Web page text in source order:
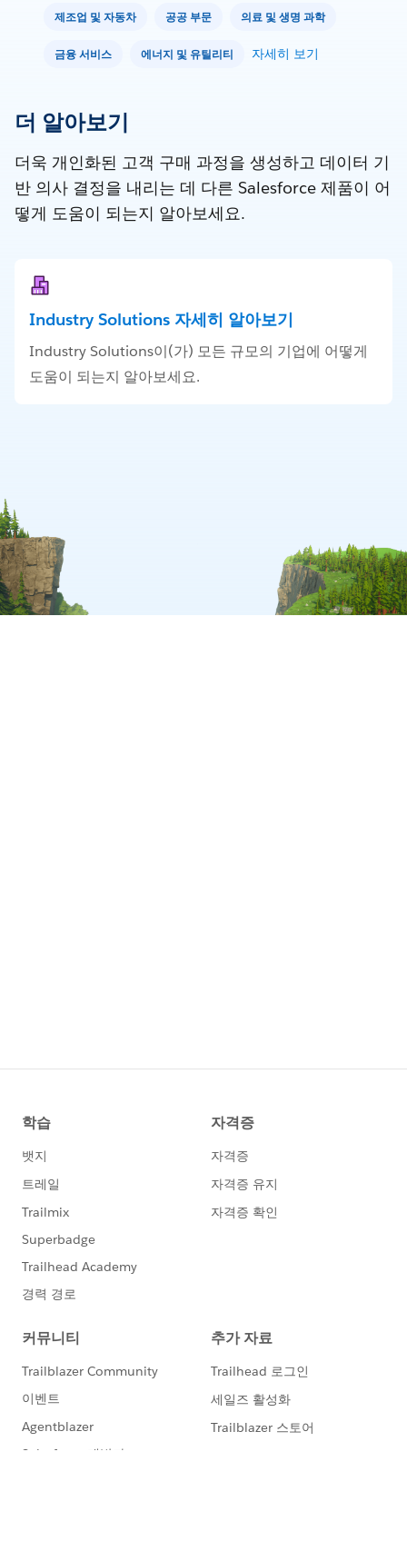
제조업 및 자동차 공공 부문 의료 및 생명 과학
금융 서비스 에너지 및 유틸리티 자세히 보기
더 알아보기
더욱 개인화된 고객 구매 과정을 생성하고 데이터 기
반 의사 결정을 내리는 데 다른 Salesforce 제품이 어
떻게 도움이 되는지 알아보세요.
Industry Solutions 자세히 알아보기
Industry Solutions이(가) 모든 규모의 기업에 어떻게
도움이 되는지 알아보세요.